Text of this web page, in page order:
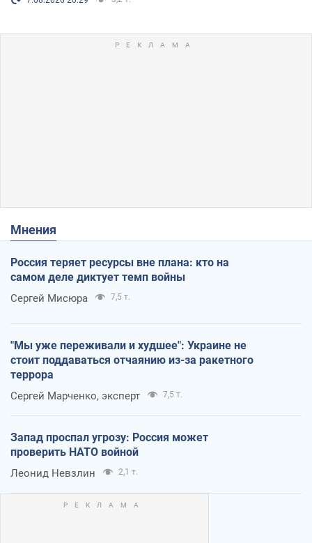
Мнения
Россия теряет ресурсы вне плана: кто на
самом деле диктует темп войны
Сергей Мисюра 7,5 т.
"Мы уже переживали и худшее": Украине не
стоит поддаваться отчаянию из-за ракетного
террора
Сергей Марченко, эксперт 7,5 т.
Запад проспал угрозу: Россия может
проверить НАТО войной
Леонид Невзлин 2,1 т.